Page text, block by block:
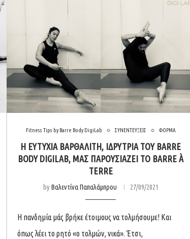
Fitness Tips by Barre Body DigiLab ΣΥΝΕΝΤΕΥΞΕΙΣ ΦΟΡΜΑ
Η ΕΥΤΥΧΊΑ ΒΑΡΘΑΛΊΤΗ, ΙΔΡΎΤΡΙΑ ΤΟΥ BARRE
BODY DIGILAB, ΜΑΣ ΠΑΡΟΥΣΙΆΖΕΙ ΤΟ ΒARRE À
TERRE
byΒαλεντίνα Παπαλάμπρου 27/09/2021
Η πανδημία μάς βρήκε έτοιμους να τολμήσουμε! Και
όπως λέει το ρητό «ο τολμών, νικά». Έτσι,